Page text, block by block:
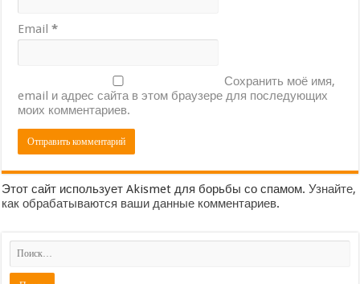
Email*
Сохранить моё имя,
email и адрес сайта в этом браузере для последующих
моих комментариев.
Этот сайт использует Akismet для борьбы со спамом.Узнайте,
как обрабатываются ваши данные комментариев.